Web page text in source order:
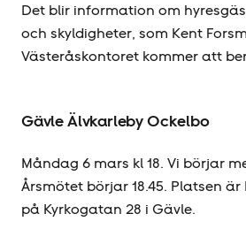
Det blir information om
och skyldigheter, som Kent
Västeråskontoret kommer att
Gävle Älvkarleby Ockelbo
Måndag 6 mars kl 18. Vi börjar
Årsmötet börjar 18.45. Platsen
på Kyrkogatan 28 i Gävle.